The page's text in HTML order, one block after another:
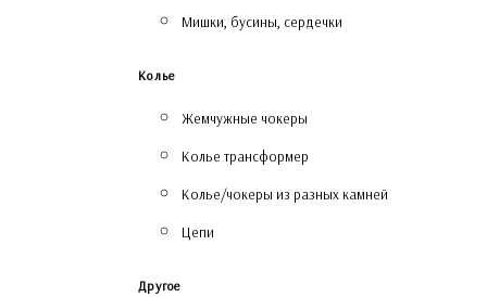
Мишки, бусины, сердечки
Колье
Жемчужные чокеры
Колье трансформер
Колье/чокеры из разных камней
Цепи
Другое